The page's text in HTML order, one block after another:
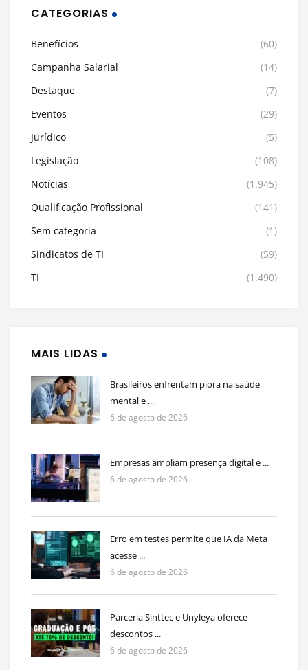
CATEGORIAS
Benefícios
(60)
Campanha Salarial
(14)
Destaque
(7)
Eventos
(29)
Jurídico
(5)
Legislação
(108)
Notícias
(1.945)
Qualificação Profissional
(141)
Sem categoria
(1)
Sindicatos de TI
(59)
TI
(1.490)
MAIS LIDAS
Brasileiros enfrentam piora na saúde
mental e ...
6 de agosto de 2026
Empresas ampliam presença digital e ...
6 de agosto de 2026
Erro em testes permite que IA da Meta
acesse ...
6 de agosto de 2026
Parceria Sinttec e Unyleya oferece
descontos ...
6 de agosto de 2026